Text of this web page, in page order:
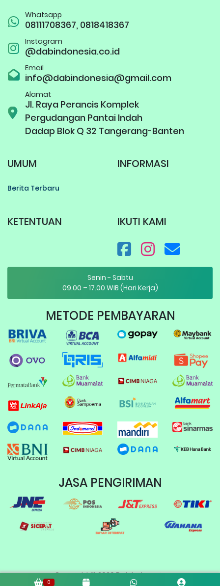
0
Whatsapp
08111708367, 0818418367
Instagram
@dabindonesia.co.id
Email
info@dabindonesia@gmail.com
Alamat
Jl. Raya Perancis Komplek
Pergudangan Pantai Indah
Dadap Blok Q 32 Tangerang-Banten
UMUM
Berita Terbaru
INFORMASI
KETENTUAN IKUTI KAMI
Senin - Sabtu
09.00 – 17.00 WIB (Hari Kerja)
METODE PEMBAYARAN
JASA PENGIRIMAN
Copyright © 2026 Dab Indonesia